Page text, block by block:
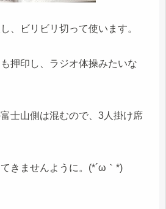
、ビリビリ切って使います。
押印し、ラジオ体操みたいな
士山側は混むので、3人掛け席
きませんように。(*´ω｀*)